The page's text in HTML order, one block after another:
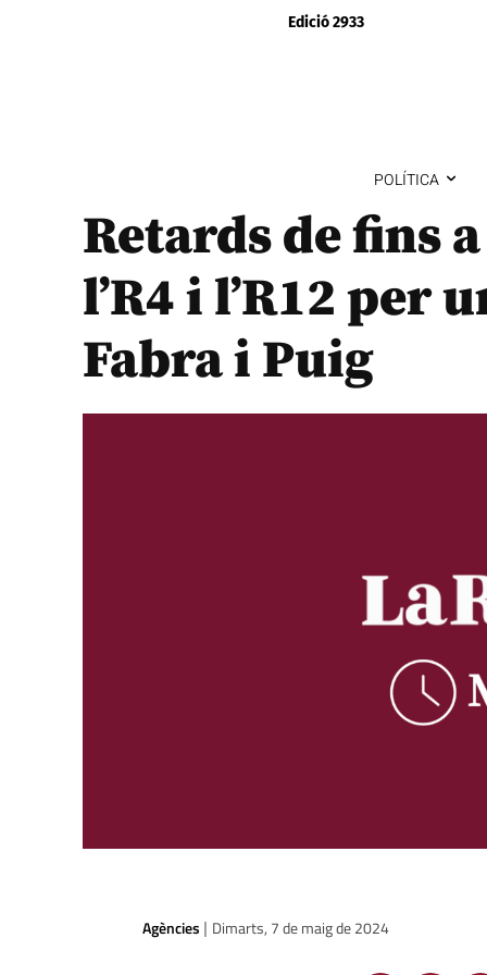
Edició 2933
POLÍTICA
Retards de fins
l’R4 i l’R12 per
Fabra i Puig
Agències | Dimarts, 7 de maig de 2024